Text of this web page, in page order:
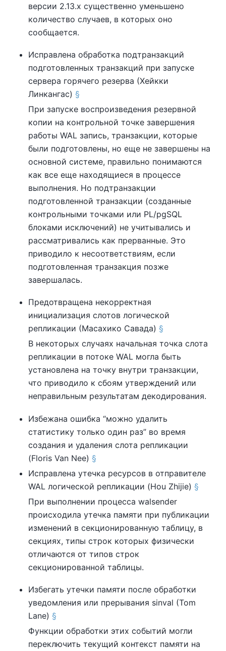
версии 2.13.x существенно уменьшено
количество случаев, в которых оно
сообщается.
Исправлена обработка подтранзакций
подготовленных транзакций при запуске
сервера горячего резерва (Хейкки
Линкангас) §
При запуске воспроизведения резервной
копии на контрольной точке завершения
работы WAL запись, транзакции, которые
были подготовлены, но еще не завершены на
основной системе, правильно понимаются
как все еще находящиеся в процессе
выполнения. Но подтранзакции
подготовленной транзакции (созданные
контрольными точками или PL/pgSQL
блоками исключений) не учитывались и
рассматривались как прерванные. Это
приводило к несоответствиям, если
подготовленная транзакция позже
завершалась.
Предотвращена некорректная
инициализация слотов логической
репликации (Масахико Савада) §
В некоторых случаях начальная точка слота
репликации в потоке WAL могла быть
установлена на точку внутри транзакции,
что приводило к сбоям утверждений или
неправильным результатам декодирования.
Избежана ошибка “можно удалить
статистику только один раз” во время
создания и удаления слота репликации
(Floris Van Nee) §
Исправлена утечка ресурсов в отправителе
WAL логической репликации (Hou Zhijie) §
При выполнении процесса walsender
происходила утечка памяти при публикации
изменений в секционированную таблицу, в
секциях, типы строк которых физически
отличаются от типов строк
секционированной таблицы.
Избегать утечки памяти после обработки
уведомления или прерывания sinval (Tom
Lane) §
Функции обработки этих событий могли
переключить текущий контекст памяти на